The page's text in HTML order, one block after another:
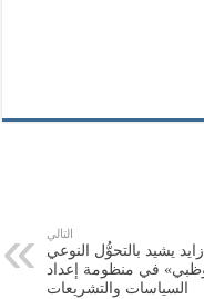
التالي
يشيد بالتحوُّل النوعي
في منظومة إعداد
السياسات والتشريعات